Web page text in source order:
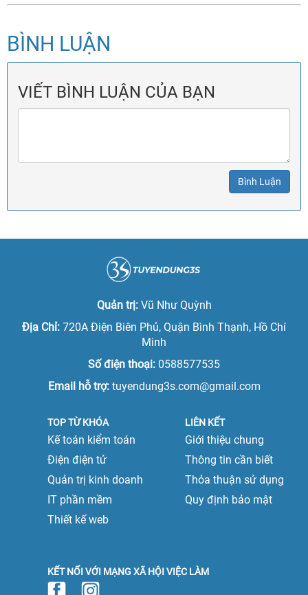
BÌNH LUẬN
VIẾT BÌNH LUẬN CỦA BẠN
Bình Luận
Quản trị: Vũ Như Quỳnh
Địa Chỉ: 720A Điện Biên Phủ, Quận Bình Thạnh, Hồ Chí
Minh
Số điện thoại: 0588577535
Email hỗ trợ: tuyendung3s.com@gmail.com
TOP TỪ KHÓA
Kế toán kiểm toán
Điện điện tử
Quản trị kinh doanh
IT phần mềm
Thiết kế web
LIÊN KẾT
Giới thiệu chung
Thông tin cần biết
Thỏa thuận sử dụng
Quy định bảo mật
KẾT NỐI VỚI MẠNG XÃ HỘI VIỆC LÀM